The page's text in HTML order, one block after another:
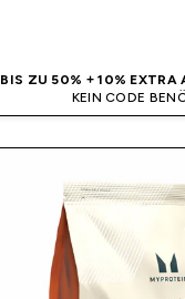
BIS ZU 50% + 10% EXTRA
KEIN CODE